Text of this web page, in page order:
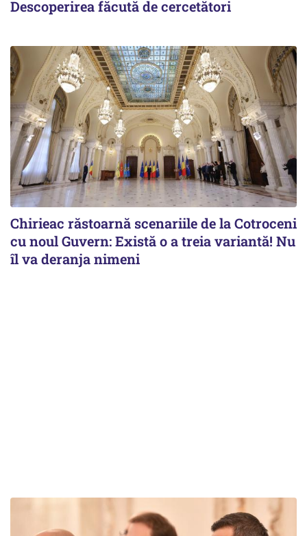
Descoperirea făcută de cercetători
Chirieac răstoarnă scenariile de la Cotroceni
cu noul Guvern: Există o a treia variantă! Nu
îl va deranja nimeni